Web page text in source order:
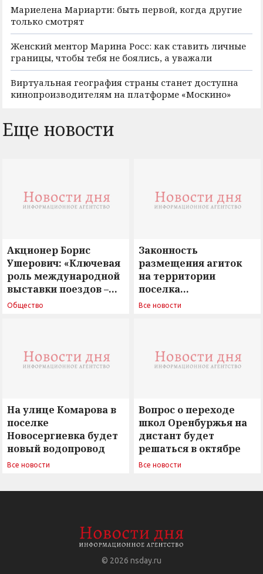
Мариелена Мариарти: быть первой, когда другие
только смотрят
Женский ментор Марина Росс: как ставить личные
границы, чтобы тебя не боялись, а уважали
Виртуальная география страны станет доступна
кинопроизводителям на платформе «Москино»
Еще новости
Акционер Борис
Ушерович: «Ключевая
роль международной
выставки поездов –
поиск ответов на
Общество
Законность
размещения агиток
на территории
поселка
Новосергиевка
Все новости
На улице Комарова в
поселке
Новосергиевка будет
новый водопровод
Все новости
Вопрос о переходе
школ Оренбуржья на
дистант будет
решаться в октябре
Все новости
© 2026 nsday.ru